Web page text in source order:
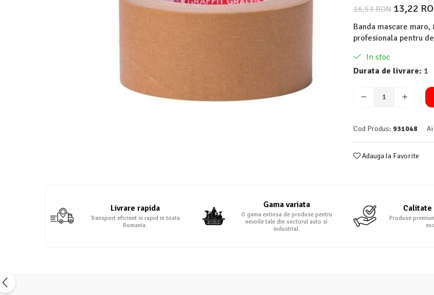
16,53 RON 13,22
Banda mascare maro,
profesionala pentru
In stoc
Durata de livrare: 1
Cod Produs: 931048
Adauga la Favorite
Livrare rapida
Transport eficient si rapid in toata
Romania.
Gama variata
O gama extinsa de produse pentru
nevoile tale din sectorul auto si
industrial.
Calitate
Produse